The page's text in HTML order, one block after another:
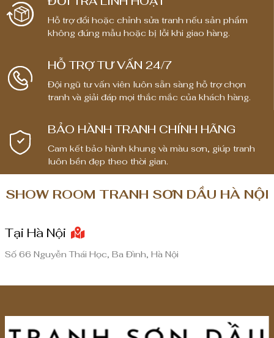
Hỗ trợ đổi hoặc chỉnh sửa tranh nếu sản phẩm
không đúng mẫu hoặc bị lỗi khi giao hàng.
HỖ TRỢ TƯ VẤN 24/7
Đội ngũ tư vấn viên luôn sẵn sàng hỗ trợ chọn
tranh và giải đáp mọi thắc mắc của khách hàng.
BẢO HÀNH TRANH CHÍNH HÃNG
Cam kết bảo hành khung và màu sơn, giúp tranh
luôn bền đẹp theo thời gian.
SHOW ROOM TRANH SƠN DẦU HÀ NỘI
Tại Hà Nội
Số 66 Nguyễn Thái Học, Ba Đình, Hà Nội